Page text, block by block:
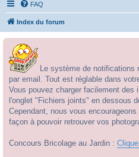
FAQ
Index du forum
Le système de notifications
par email. Tout est réglable dans
Vous pouvez charger facilement des
l'onglet "Fichiers joints" en dessous
Cependant, nous vous
façon à pouvoir retrouver vos
Concours Bricolage au Jardin :